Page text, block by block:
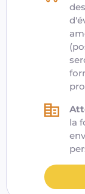
la